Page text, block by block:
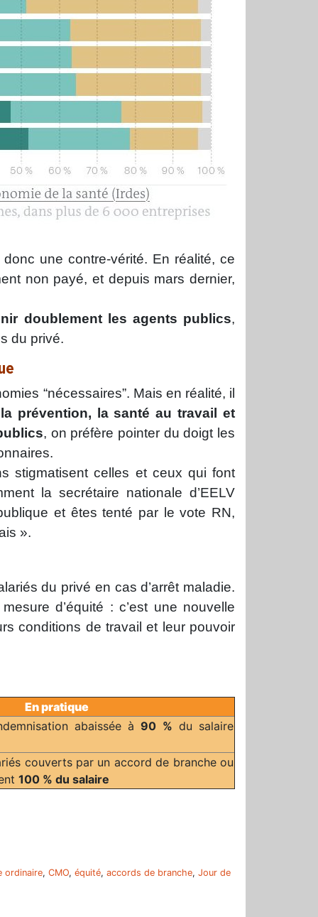
une contre-vérité. En réalité, ce
non payé, et depuis mars dernier,
doublement les agents publics,
du privé.
“nécessaires”. Mais en réalité, il
prévention, la santé au travail et
, on préfère pointer du doigt les
stigmatisent celles et ceux qui font
la secrétaire nationale d’EELV
et êtes tenté par le vote RN,
».
du privé en cas d’arrêt maladie.
d’équité : c’est une nouvelle
conditions de travail et leur pouvoir
En pratique
abaissée à90 % du salaire
couverts par un accord de branche ou
100 % du salaire
ordinaire, CMO, équité, accords de branche, Jour de